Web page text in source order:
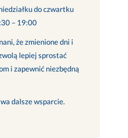
do czwartku
– 19:00
że zmienione dni i
lepiej sprostać
i zapewnić niezbędną
dalsze wsparcie.